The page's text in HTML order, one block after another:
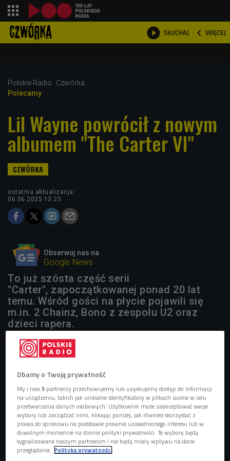
 SŁUCHAJ  WIĘCEJ

Polskie Radio
Czwórka
Polecamy
Lil Wayne powrócił z nowym
albumem "The Carter VI"
ostatnia aktualizacja:
06.06.2025 13:25
Obserwuj nas na
Google News
To już szósta część serii
"Carter", zapoczątkowanej ponad 20 lat
temu. Wśród gości na płycie pojawili się
m.in. 2 Chainz, Bono z zespołu U2 oraz
dzieci rapera.
Dbamy o Twoją prywatność
My i nasi5 partnerzy przechowujemy lub uzyskujemy dostęp do informacji
na urządzeniu, takich jak unikalne identyfikatory w plikach cookie w celu
przetwarzania danych osobowych. Użytkownik może zaakceptować swoje
wybory lub zarządzać nimi, klikając poniżej, jak również skorzystać z
prawa do sprzeciwu na podstawie prawnie uzasadnionego interesu lub w
dowolnym momencie na stronie polityki prywatności. Te wybory będą
sygnalizowane naszym partnerom i nie będą miały wpływu na dane
przeglądania. Polityka prywatności